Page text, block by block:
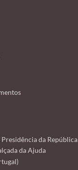
da República
da Ajuda